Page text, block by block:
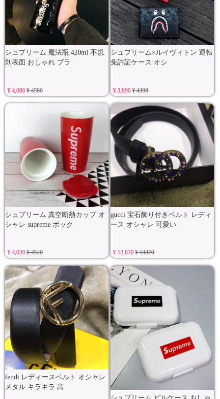
シュプリーム 魔法瓶 420ml 不規
則表面 おしゃれ ブラ
¥ 4,080¥ 4580
シュプリーム×ルイヴィトン 運転
免許証ケース オシ
¥ 3,890¥ 4390
シュプリーム 真空断熱カップ オ
シャレ supreme ボック
¥ 4,020¥ 4520
gucci 宝石飾り付きベルト レディ
ース オシャレ 可愛い
¥ 12,870¥ 13370
fendi レディースベルト オシャレ
メタル キラキラ 高